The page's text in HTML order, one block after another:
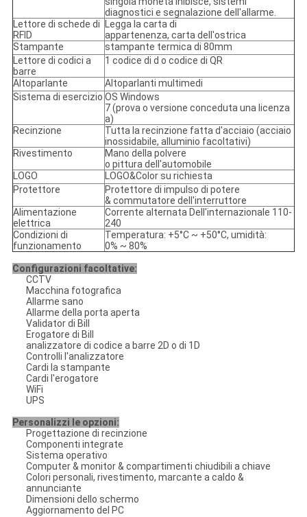
diagnostici e segnalazione dell'allarme.
Lettore di schede di
RFID
Legga la carta di
appartenenza, carta dell'ostrica
Stampante
stampante termica di 80mm
Lettore di codici a
barre
1 codice di d o codice di QR
Altoparlante
Altoparlanti multimedi
Sistema di esercizio OS Windows
7 (prova o versione conceduta una licenza
a)
Recinzione
Tutta la recinzione fatta d'acciaio (acciaio
inossidabile, alluminio facoltativi)
Rivestimento
Mano della polvere
o pittura dell'automobile
LOGO
LOGO&Color su richiesta
Protettore
Protettore di impulso di potere
& commutatore dell'interruttore
Alimentazione
elettrica
Corrente alternata Dell'internazionale 110-
240
Condizioni di
funzionamento
Temperatura: +5°C ~ +50°C, umidità:
0% ~ 80%
Configurazioni facoltative:
CCTV
Macchina fotografica
Allarme sano
Allarme della porta aperta
Validator di Bill
Erogatore di Bill
analizzatore di codice a barre 2D o di 1D
Controlli l'analizzatore
Cardi la stampante
Cardi l'erogatore
WiFi
UPS
Personalizzi le opzioni:
Progettazione di recinzione
Componenti integrate
Sistema operativo
Computer & monitor & compartimenti chiudibili a chiave
Colori personali, rivestimento, marcante a caldo &
annunciante
Dimensioni dello schermo
Aggiornamento del PC